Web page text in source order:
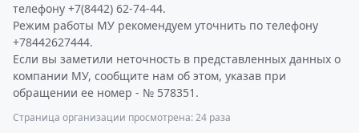
телефону +7(8442) 62-74-44.
Режим работы МУ рекомендуем уточнить по телефону
+78442627444.
Если вы заметили неточность в представленных данных о
компании МУ, сообщите нам об этом, указав при
обращении ее номер - № 578351.
Страница организации просмотрена: 24 раза